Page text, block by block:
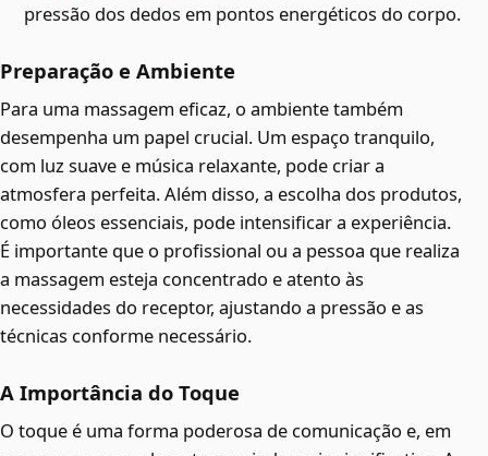
pressão dos dedos em pontos energéticos do corpo.
Preparação e Ambiente
Para uma massagem eficaz, o ambiente também
desempenha um papel crucial. Um espaço tranquilo,
com luz suave e música relaxante, pode criar a
atmosfera perfeita. Além disso, a escolha dos produtos,
como óleos essenciais, pode intensificar a experiência.
É importante que o profissional ou a pessoa que realiza
a massagem esteja concentrado e atento às
necessidades do receptor, ajustando a pressão e as
técnicas conforme necessário.
A Importância do Toque
O toque é uma forma poderosa de comunicação e, em